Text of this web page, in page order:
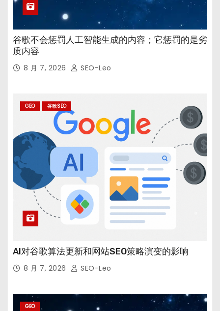
谷歌不会惩罚人工智能生成的内容；它惩罚的是劣
质内容
8 月 7, 2026 SEO-Leo
GEO 谷歌SEO
AI对谷歌算法更新和网站SEO策略演变的影响
8 月 7, 2026 SEO-Leo
GEO